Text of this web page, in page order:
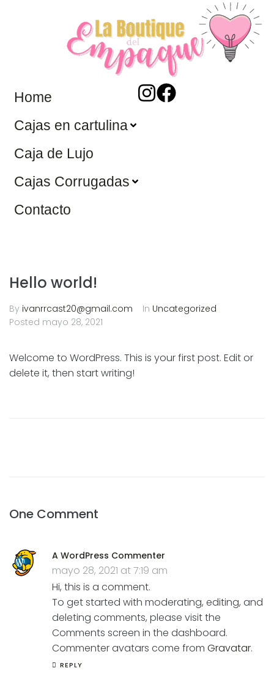
Home
Cajas en cartulina
Caja de Lujo
Cajas Corrugadas
Contacto
Hello world!
By ivanrrcast20@gmail.com In Uncategorized
Posted mayo 28, 2021
Welcome to WordPress. This is your first post. Edit or
delete it, then start writing!
One Comment
A WordPress Commenter
mayo 28, 2021 at 7:19 am
Hi, this is a comment.
To get started with moderating, editing, and
deleting comments, please visit the
Comments screen in the dashboard.
Commenter avatars come from Gravatar.
REPLY